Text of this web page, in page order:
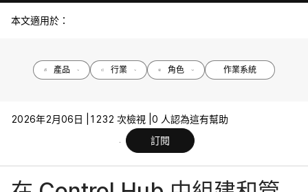
本文適用於：
產品 行業 角色 作業系統
2026年2月06日 | 1232 次檢視 | 0 人認為這有幫助
訂閱